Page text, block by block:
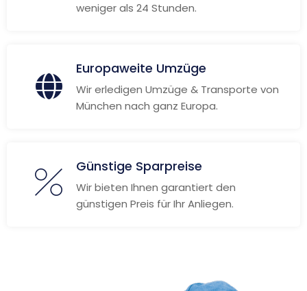
weniger als 24 Stunden.
Europaweite Umzüge
Wir erledigen Umzüge & Transporte von
München nach ganz Europa.
Günstige Sparpreise
Wir bieten Ihnen garantiert den
günstigen Preis für Ihr Anliegen.